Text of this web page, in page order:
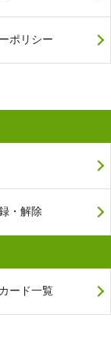
ポリシー
・解除
ード一覧